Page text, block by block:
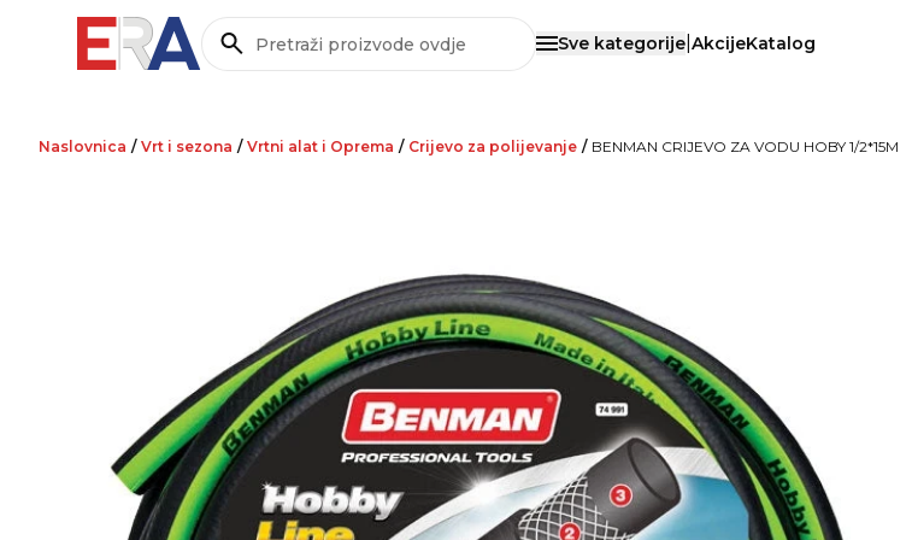
Pretraži Otvori menu
Sve kategorije AkcijeKatalog
Naslovnica / Vrt i sezona / Vrtni alat i Oprema / Crijevo za polijevanje / BENMAN CRIJEVO ZA VODU HOBY 1/2*15M